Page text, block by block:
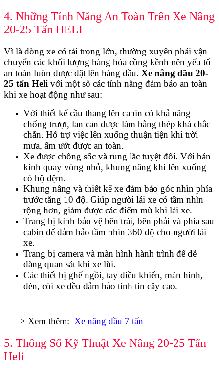
4. Những Tính Năng An Toàn Trên Xe Nâng
20-25 Tấn HELI
Vì là dòng xe có tải trọng lớn, thường xuyên phải vận
chuyển các khối lượng hàng hóa cồng kềnh nên yếu tố
an toàn luôn được đặt lên hàng đầu. Xe nâng dầu 20-
25 tấn Heli với một số các tính năng đảm bảo an toàn
khi xe hoạt động như sau:
Với thiết kế cầu thang lên cabin có khả năng
chống trượt, lan can được làm bằng thép khá chắc
chắn. Hỗ trợ việc lên xuống thuận tiện khi trời
mưa, ẩm ướt được an toàn.
Xe được chống sốc và rung lắc tuyệt đối. Với bán
kính quay vòng nhỏ, khung nâng khi lên xuống
có bộ đệm.
Khung nâng và thiết kế xe đảm bảo góc nhìn phía
trước tăng 10 độ. Giúp người lái xe có tầm nhìn
rộng hơn, giảm được các điểm mù khi lái xe.
Trang bị kính bảo vệ bên trái, bên phải và phía sau
cabin để đảm bảo tầm nhìn 360 độ cho người lái
xe.
Trang bị camera và màn hình hành trình để dễ
dàng quan sát khi xe lùi.
Các thiết bị ghế ngồi, tay điều khiển, màn hình,
đèn, còi xe đều đảm bảo tính tin cậy cao.
===> Xem thêm: Xe nâng dầu 7 tấn
5. Thông Số Kỹ Thuật Xe Nâng 20-25 Tấn
Heli